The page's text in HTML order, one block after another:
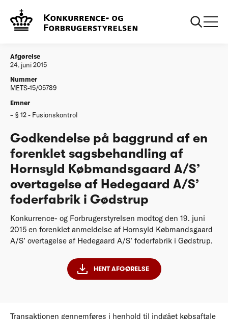
Afgørelser
Koebmandsgaard AS overtagelse af Hedegaard
AS foderfabrik i Goedst
Afgørelse
24. juni 2015
Nummer
METS-15/05789
Emner
§ 12 - Fusionskontrol
Godkendelse på baggrund af en
forenklet sagsbehandling af
Hornsyld Købmandsgaard A/S’
overtagelse af Hedegaard A/S’
foderfabrik i Gødstrup
Konkurrence- og Forbrugerstyrelsen modtog den 19. juni
2015 en forenklet anmeldelse af Hornsyld Købmandsgaard
A/S’ overtagelse af Hedegaard A/S’ foderfabrik i Gødstrup.
HENT AFGØRELSE
Transaktionen gennemføres i henhold til indgået købsaftale